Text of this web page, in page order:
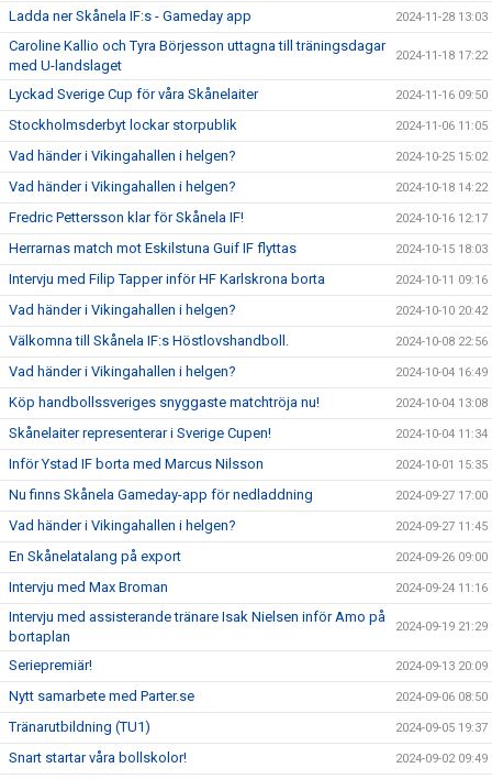
Ladda ner Skånela IF:s - Gameday app 2024-11-28 13:03
Caroline Kallio och Tyra Börjesson uttagna till träningsdagar
med U-landslaget
2024-11-18 17:22
Lyckad Sverige Cup för våra Skånelaiter 2024-11-16 09:50
Stockholmsderbyt lockar storpublik 2024-11-06 11:05
Vad händer i Vikingahallen i helgen? 2024-10-25 15:02
Vad händer i Vikingahallen i helgen? 2024-10-18 14:22
Fredric Pettersson klar för Skånela IF! 2024-10-16 12:17
Herrarnas match mot Eskilstuna Guif IF flyttas 2024-10-15 18:03
Intervju med Filip Tapper inför HF Karlskrona borta 2024-10-11 09:16
Vad händer i Vikingahallen i helgen? 2024-10-10 20:42
Välkomna till Skånela IF:s Höstlovshandboll. 2024-10-08 22:56
Vad händer i Vikingahallen i helgen? 2024-10-04 16:49
Köp handbollssveriges snyggaste matchtröja nu! 2024-10-04 13:08
Skånelaiter representerar i Sverige Cupen! 2024-10-04 11:34
Inför Ystad IF borta med Marcus Nilsson 2024-10-01 15:35
Nu finns Skånela Gameday-app för nedladdning 2024-09-27 17:00
Vad händer i Vikingahallen i helgen? 2024-09-27 11:45
En Skånelatalang på export 2024-09-26 09:00
Intervju med Max Broman 2024-09-24 11:16
Intervju med assisterande tränare Isak Nielsen inför Amo på
bortaplan
2024-09-19 21:29
Seriepremiär! 2024-09-13 20:09
Nytt samarbete med Parter.se 2024-09-06 08:50
Tränarutbildning (TU1) 2024-09-05 19:37
Snart startar våra bollskolor! 2024-09-02 09:49